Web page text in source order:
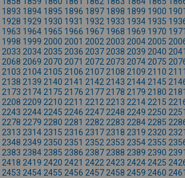
1893 1894 1895 1896 1897 1898 1899 1900 1901
1928 1929 1930 1931 1932 1933 1934 1935
1963 1964 1965 1966 1967 1968 1969 1970 1971
1998 1999 2000 2001 2002 2003 2004 2005
2033 2034 2035 2036 2037 2038 2039 2040 2041
2068 2069 2070 2071 2072 2073 2074 2075
2103 2104 2105 2106 2107 2108 2109 2110 2111
2138 2139 2140 2141 2142 2143 2144 2145
2173 2174 2175 2176 2177 2178 2179 2180 2181
2208 2209 2210 2211 2212 2213 2214 2215
2243 2244 2245 2246 2247 2248 2249 2250 2251
2278 2279 2280 2281 2282 2283 2284 2285
2313 2314 2315 2316 2317 2318 2319 2320 2321
2348 2349 2350 2351 2352 2353 2354 2355
2383 2384 2385 2386 2387 2388 2389 2390 2391
2418 2419 2420 2421 2422 2423 2424 2425
2453 2454 2455 2456 2457 2458 2459 2460 2461